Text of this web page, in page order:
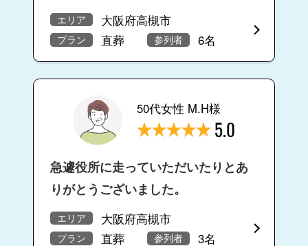
エリア 大阪府高槻市
プラン 直葬 参列者 6名
50代女性 M.H様
5.0
急遽役所に走っていただいたりとあ
りがとうございました。
エリア 大阪府高槻市
プラン 直葬 参列者 3名